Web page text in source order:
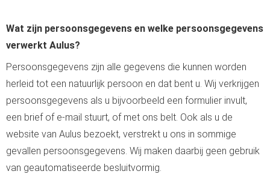
Wat zijn persoonsgegevens en welke persoonsgegevens
verwerkt Aulus?
Persoonsgegevens zijn alle gegevens die kunnen worden
herleid tot een natuurlijk persoon en dat bent u. Wij verkrijgen
persoonsgegevens als u bijvoorbeeld een formulier invult,
een brief of e-mail stuurt, of met ons belt. Ook als u de
website van Aulus bezoekt, verstrekt u ons in sommige
gevallen persoonsgegevens. Wij maken daarbij geen gebruik
van geautomatiseerde besluitvormig.